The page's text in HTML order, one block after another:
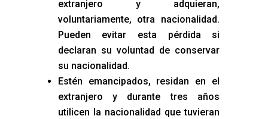
extranjero y adquieran,
voluntariamente, otra nacionalidad.
Pueden evitar esta pérdida si
declaran su voluntad de conservar
su nacionalidad.
Estén emancipados, residan en el
extranjero y durante tres años
utilicen la nacionalidad que tuvieran